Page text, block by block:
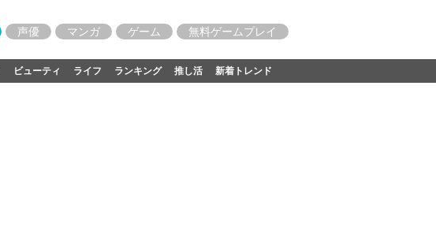
声優 マンガ ゲーム 無料ゲームプレイ
ビューティ ライフ ランキング 推し活 新着トレンド